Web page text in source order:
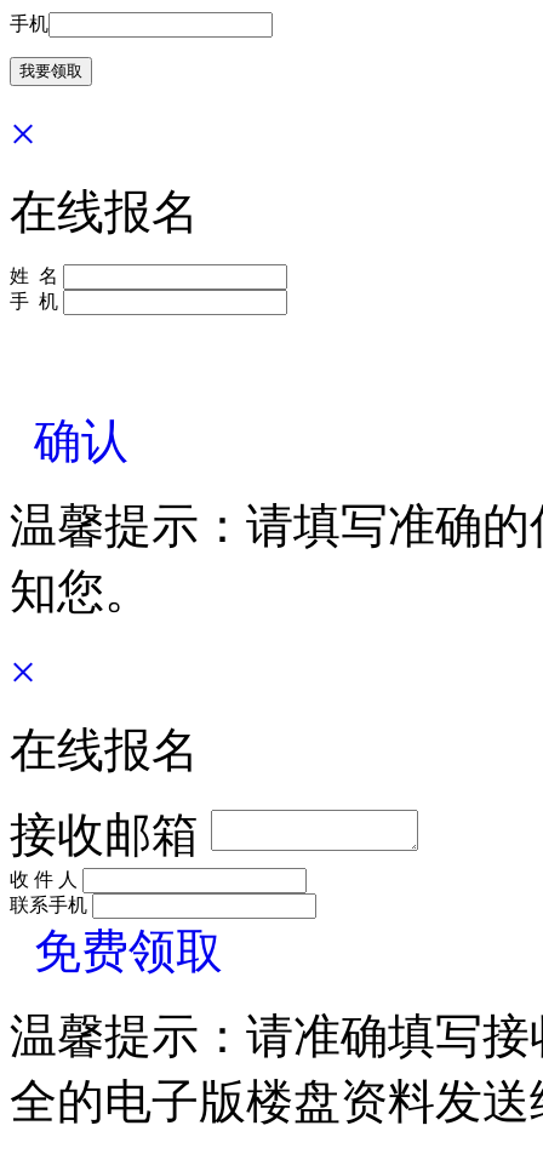
手机
×
在线报名
姓 名
手 机
确认
温馨提示：请填写准确
知您。
×
在线报名
接收邮箱
收 件 人
联系手机
免费领取
温馨提示：请准确填写
全的电子版楼盘资料发送